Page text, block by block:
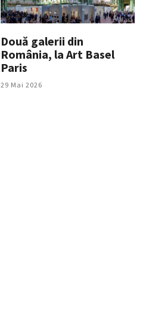
Două galerii din
România, la Art Basel
Paris
29 Mai 2026